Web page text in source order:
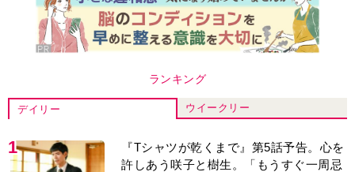
ランキング
デイリー ウイークリー
1
『Tシャツが乾くまで』第5話予告。心を
許しあう咲子と樹生。「もうすぐ一周忌